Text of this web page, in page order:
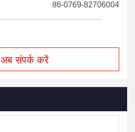
86-0769-82706004
अब संपर्क करें